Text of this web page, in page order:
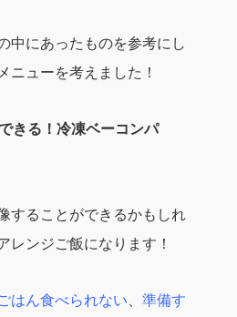
中にあったものを参考にし
ニューを考えました！
きる！冷凍ベーコンパ
することができるかもしれ
レンジご飯になります！
はん食べられない、 準備す